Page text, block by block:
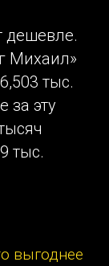
дешевле.
Михаил»
тыс.
за эту
тыс.
выгоднее